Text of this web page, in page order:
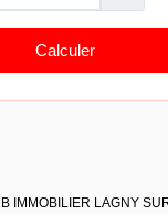
IMMOBILIER LAGNY